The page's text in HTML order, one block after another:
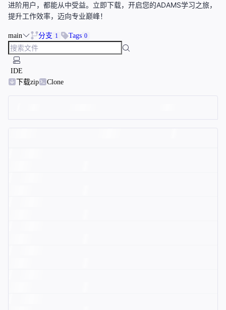
进阶用户，都能从中受益。立即下载，开启您的ADAMS学习之旅，
提升工作效率，迈向专业巅峰！
main 分支 1 Tags 0
IDE
下载zip
Clone